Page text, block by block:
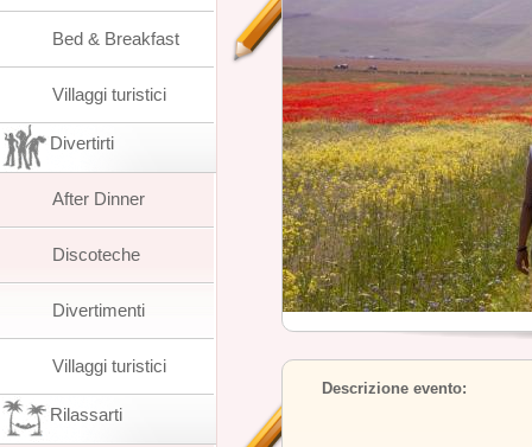
Descrizione evento:
Bed & Breakfast
Villaggi turistici
Divertirti
After Dinner
Discoteche
Divertimenti
Villaggi turistici
Rilassarti